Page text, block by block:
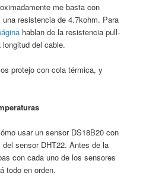
me basta con
resistencia de 4.7kohm. Para
hablan de la resistencia pull-
del cable.
protejo con cola térmica, y
usar un sensor DS18B20 con
del sensor DHT22. Antes de la
con cada uno de los sensores
todo en orden.